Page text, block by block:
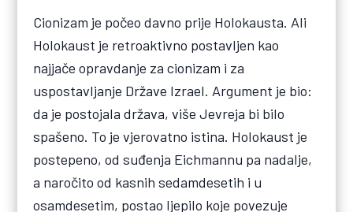
Cionizam je počeo davno prije Holokausta. Ali
Holokaust je retroaktivno postavljen kao
najjače opravdanje za cionizam i za
uspostavljanje Države Izrael. Argument je bio:
da je postojala država, više Jevreja bi bilo
spašeno. To je vjerovatno istina. Holokaust je
postepeno, od suđenja Eichmannu pa nadalje,
a naročito od kasnih sedamdesetih i u
osamdesetim, postao ljepilo koje povezuje